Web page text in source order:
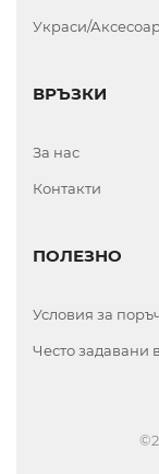
Украси/
ВРЪЗКИ
За нас
Контакти
ПОЛЕЗНО
Условия за
Често задавани